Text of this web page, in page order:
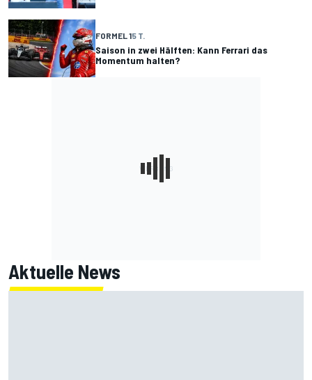
FORMEL 15 T.
Saison in zwei Hälften: Kann Ferrari das
Momentum halten?
Aktuelle News